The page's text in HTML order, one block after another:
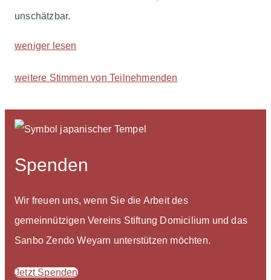
unschätzbar.
weniger lesen
weitere Stimmen von Teilnehmenden
Spenden
Wir freuen uns, wenn Sie die Arbeit des
gemeinnützigen Vereins Stiftung Domicilium und das
Sanbo Zendo Weyarn unterstützen möchten.
Jetzt Spenden